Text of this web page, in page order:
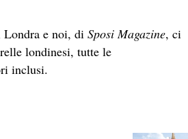
Londra e noi, di Sposi Magazine, ci
londinesi, tutte le
inclusi.